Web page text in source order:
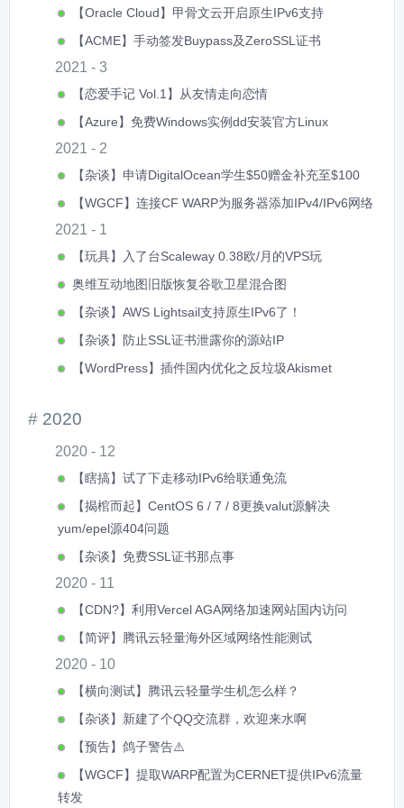
【Oracle Cloud】甲骨文云开启原生IPv6支持
【ACME】手动签发Buypass及ZeroSSL证书
2021 - 3
【恋爱手记 Vol.1】从友情走向恋情
【Azure】免费Windows实例dd安装官方Linux
2021 - 2
【杂谈】申请DigitalOcean学生$50赠金补充至$100
【WGCF】连接CF WARP为服务器添加IPv4/IPv6网络
2021 - 1
【玩具】入了台Scaleway 0.38欧/月的VPS玩
奥维互动地图旧版恢复谷歌卫星混合图
【杂谈】AWS Lightsail支持原生IPv6了！
【杂谈】防止SSL证书泄露你的源站IP
【WordPress】插件国内优化之反垃圾Akismet
2020
2020 - 12
【瞎搞】试了下走移动IPv6给联通免流
【揭棺而起】CentOS 6 / 7 / 8更换valut源解决
yum/epel源404问题
【杂谈】免费SSL证书那点事
2020 - 11
【CDN?】利用Vercel AGA网络加速网站国内访问
【简评】腾讯云轻量海外区域网络性能测试
2020 - 10
【横向测试】腾讯云轻量学生机怎么样？
【杂谈】新建了个QQ交流群，欢迎来水啊
【预告】鸽子警告⚠️
【WGCF】提取WARP配置为CERNET提供IPv6流量
转发